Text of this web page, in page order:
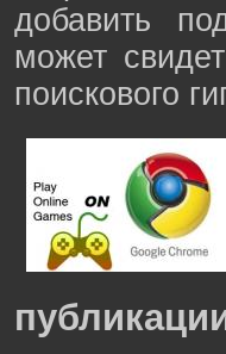
добавить
может
поискового